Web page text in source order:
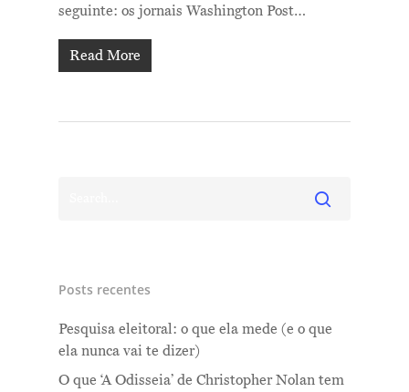
seguinte: os jornais Washington Post…
Read More
Posts recentes
Pesquisa eleitoral: o que ela mede (e o que
ela nunca vai te dizer)
O que ‘A Odisseia’ de Christopher Nolan tem